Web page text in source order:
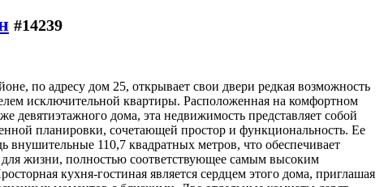
#14239
по адресу дом 25, открывает свои двери редкая возможность
исключительной квартиры. Расположенная на комфортном
девятиэтажного дома, эта недвижимость представляет собой
планировки, сочетающей простор и функциональность. Ее
внушительные 110,7 квадратных метров, что обеспечивает
для жизни, полностью соответствующее самым высоким
кухня-гостиная является сердцем этого дома, приглашая